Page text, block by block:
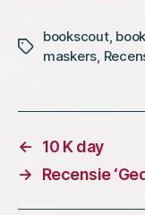
Tags
bookscout,
maskers,
←
10 K day
→
Recensie